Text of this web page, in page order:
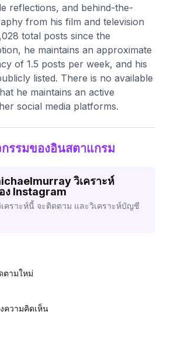
reflections, and behind-the-
from his film and television
total posts since the
he maintains an approximate
of 1.5 posts per week, and his
listed. There is no available
he maintains an active
social media platforms.
รรมของอินสตาแกรม
วิเคราะห์
ง Instagram
คราะห์นี้ จะติดตาม และวิเคราะห์บัญชี
ตามใหม่
ความคิดเห็น